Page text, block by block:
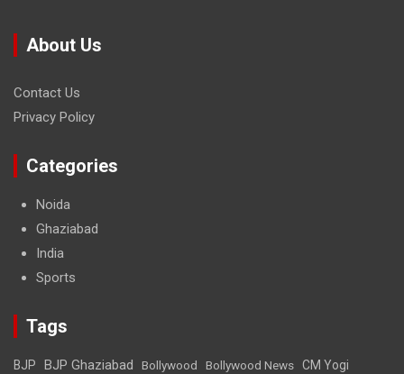
About Us
Contact Us
Privacy Policy
Categories
Noida
Ghaziabad
India
Sports
Tags
BJP BJP Ghaziabad Bollywood Bollywood News CM Yogi